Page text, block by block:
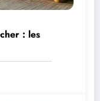
: les